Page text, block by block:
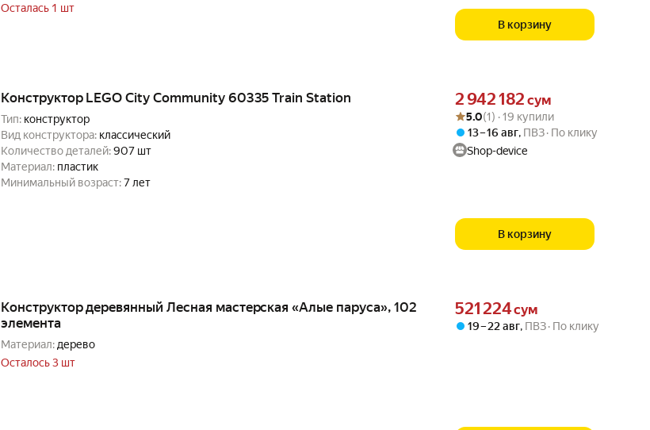
Осталась 1 шт
В корзину
Конструктор LEGO City Community 60335 Train Station
Тип: конструктор
Вид конструктора: классический
Количество деталей:907 шт
Материал: пластик
Минимальный возраст:7 лет
Цена 2942182 сум вместо
2 942 182 сум
Рейтинг товара: 5.0 из 5
Оценок: (1) · 19 купили
5.0(1) · 19 купили
13 – 16 авг, ПВЗ По клику
Shop-device
В корзину
Конструктор деревянный Лесная мастерская «Алые паруса», 102
элемента
Материал: дерево
Осталось 3 шт
Цена 521224 сум вместо
521 224сум
19 – 22 авг, ПВЗ По клику